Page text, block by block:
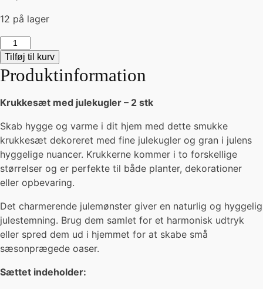
12 på lager
Krukkesæt
med
julekugler
–
2stk
Tilføj til kurv
Produktinformation
Krukkesæt med julekugler – 2 stk
Skab hygge og varme i dit hjem med dette smukke
krukkesæt dekoreret med fine julekugler og gran i julens
hyggelige nuancer. Krukkerne kommer i to forskellige
størrelser og er perfekte til både planter, dekorationer
eller opbevaring.
Det charmerende julemønster giver en naturlig og hyggelig
julestemning. Brug dem samlet for et harmonisk udtryk
eller spred dem ud i hjemmet for at skabe små
sæsonprægede oaser.
Sættet indeholder: